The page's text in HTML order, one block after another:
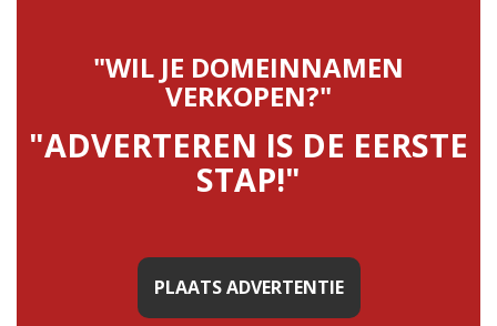
"WIL JE DOMEINNAMEN
VERKOPEN?"
"ADVERTEREN IS DE EERSTE
STAP!"
PLAATS ADVERTENTIE